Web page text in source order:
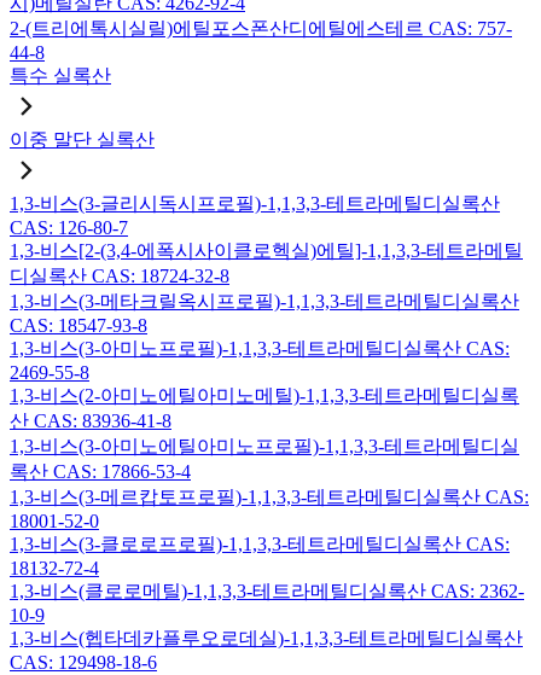
2-(트리에톡시실릴)에틸포스폰산디에틸에스테르 CAS: 757-
44-8
특수 실록산
이중 말단 실록산
1,3-비스(3-글리시독시프로필)-1,1,3,3-테트라메틸디실록산
CAS: 126-80-7
1,3-비스[2-(3,4-에폭시사이클로헥실)에틸]-1,1,3,3-테트라메틸
디실록산 CAS: 18724-32-8
1,3-비스(3-메타크릴옥시프로필)-1,1,3,3-테트라메틸디실록산
CAS: 18547-93-8
1,3-비스(3-아미노프로필)-1,1,3,3-테트라메틸디실록산 CAS:
2469-55-8
1,3-비스(2-아미노에틸아미노메틸)-1,1,3,3-테트라메틸디실록
산 CAS: 83936-41-8
1,3-비스(3-아미노에틸아미노프로필)-1,1,3,3-테트라메틸디실
록산 CAS: 17866-53-4
1,3-비스(3-메르캅토프로필)-1,1,3,3-테트라메틸디실록산 CAS:
18001-52-0
1,3-비스(3-클로로프로필)-1,1,3,3-테트라메틸디실록산 CAS:
18132-72-4
1,3-비스(클로로메틸)-1,1,3,3-테트라메틸디실록산 CAS: 2362-
10-9
1,3-비스(헵타데카플루오로데실)-1,1,3,3-테트라메틸디실록산
CAS: 129498-18-6